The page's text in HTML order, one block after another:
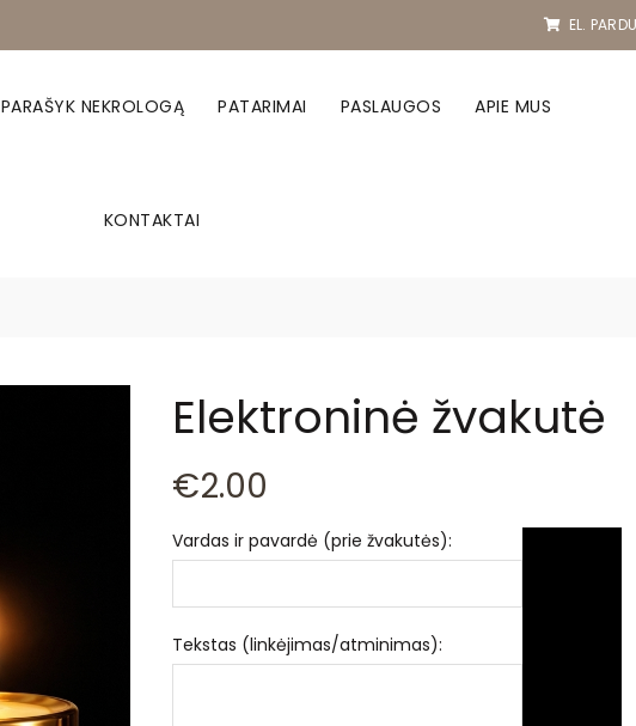
EL.
PARAŠYK NEKROLOGĄ PATARIMAI PASLAUGOS APIE MUS
KONTAKTAI
Elektroninė žvakutė
€2.00
Vardas ir pavardė (prie žvakutės):
Tekstas (linkėjimas/atminimas):